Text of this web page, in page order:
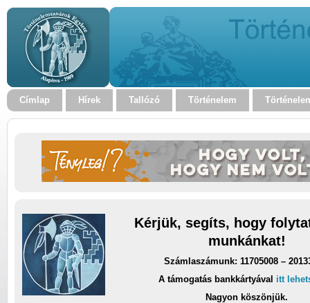
Címlap Hírek Tallózó Történelem
Kérjük, segíts, hogy
munkánkat!
Számlaszámunk: 11705008 –
A támogatás bankkártyával itt
Nagyon köszönjük.